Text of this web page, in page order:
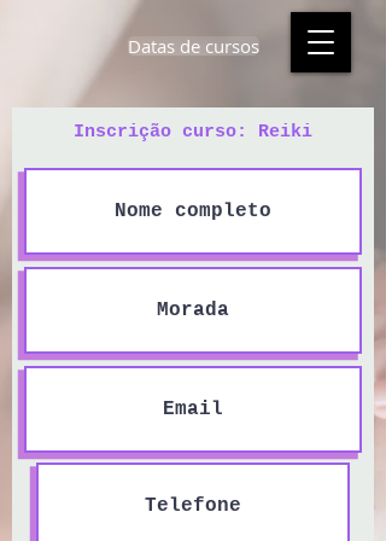
Datas de cursos
Inscrição curso: Reiki